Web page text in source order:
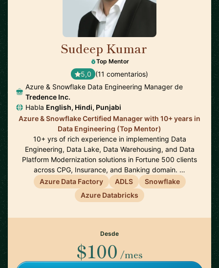
Sudeep Kumar
Top Mentor
5,0 (11 comentarios)
Azure & Snowflake Data Engineering Manager de
Tredence Inc.
Habla English, Hindi, Punjabi
Azure & Snowflake Certified Manager with 10+ years in
Data Engineering (Top Mentor)
10+ yrs of rich experience in implementing Data
Engineering, Data Lake, Data Warehousing, and Data
Platform Modernization solutions in Fortune 500 clients
across CPG, Insurance, and Banking domain. …
Azure Data Factory
ADLS
Snowflake
Azure Databricks
Desde
$100 /mes